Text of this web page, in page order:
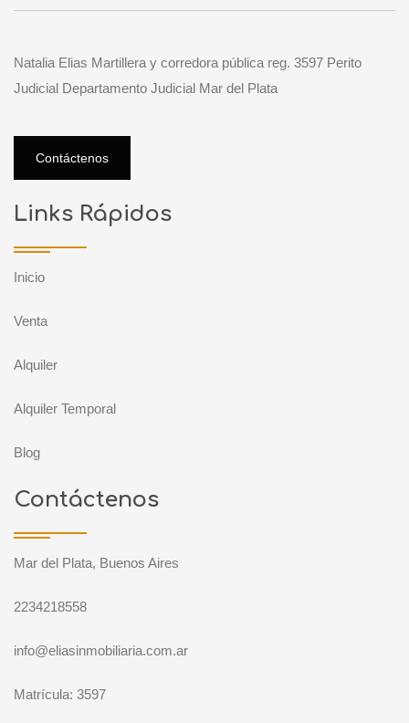
Natalia Elias Martillera y corredora pública reg. 3597 Perito
Judicial Departamento Judicial Mar del Plata
Contáctenos
Links Rápidos
Inicio
Venta
Alquiler
Alquiler Temporal
Blog
Contáctenos
Mar del Plata, Buenos Aires
2234218558
info@eliasinmobiliaria.com.ar
Matrícula: 3597